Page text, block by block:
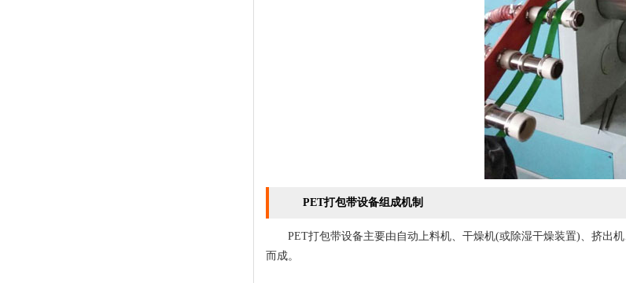
PET打包带设备组成机制
PET打包带设备主要由自动上料机、干燥机(或除湿干燥装置)、挤出
而成。